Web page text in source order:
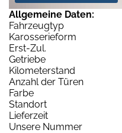
Allgemeine Daten:
Fahrzeugtyp
Karosserieform
Erst-Zul.
Getriebe
Kilometerstand
Anzahl der Türen
Farbe
Standort
Lieferzeit
Unsere Nummer